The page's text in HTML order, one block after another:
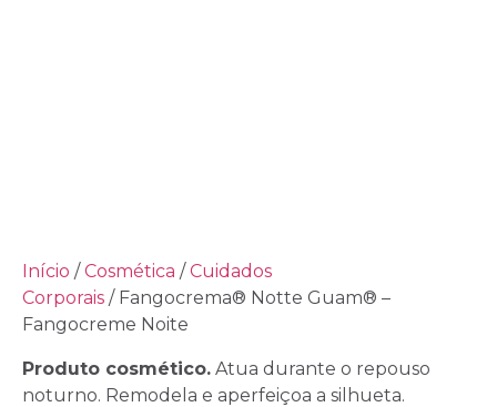
Início /Cosmética /Cuidados
Corporais / Fangocrema® Notte Guam® –
Fangocreme Noite
Produto cosmético. Atua durante o repouso
noturno. Remodela e aperfeiçoa a silhueta.